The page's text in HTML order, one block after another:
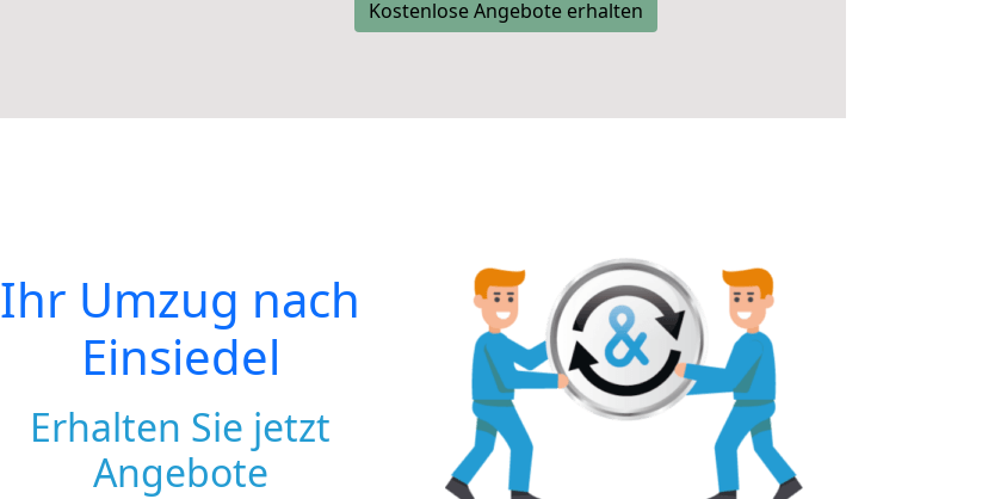
Kostenlose Angebote erhalten
Ihr Umzug nach
Einsiedel
Erhalten Sie jetzt
Angebote